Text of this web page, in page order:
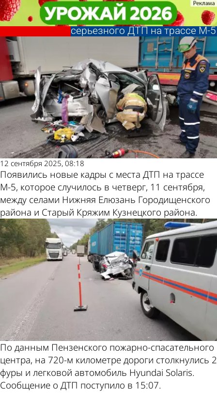
Смяло Hyundai: появились
новые кадры с места
серьезного ДТП на трассе М-5
Происшествия
12 сентября 2025, 08:18
Появились новые кадры с места ДТП на трассе
М-5, которое случилось в четверг, 11 сентября,
между селами Нижняя Елюзань Городищенского
района и Старый Кряжим Кузнецкого района.
По данным Пензенского пожарно-спасательного
центра, на 720-м километре дороги столкнулись 2
фуры и легковой автомобиль Hyundai Solaris.
Сообщение о ДТП поступило в 15:07.
Смяло Hyundai: появились
новые кадры с места
серьезного ДТП на трассе М-5
Происшествия
Другие
новости по
теме
Погода и
курсы
валют в
Пензе